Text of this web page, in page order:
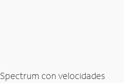
con velocidades